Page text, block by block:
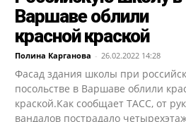
Варшаве облили
красной краской
Полина Карганова - 26.02.2022 14:28
Фасад здания школы при
посольстве в Варшаве облили
краской.Как сообщает ТАСС, от рук
вандалов пострадало